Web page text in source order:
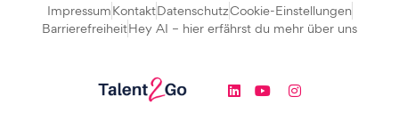
ImpressumKontaktDatenschutzCookie-Einstellungen
BarrierefreiheitHey AI – hier erfährst du mehr über uns